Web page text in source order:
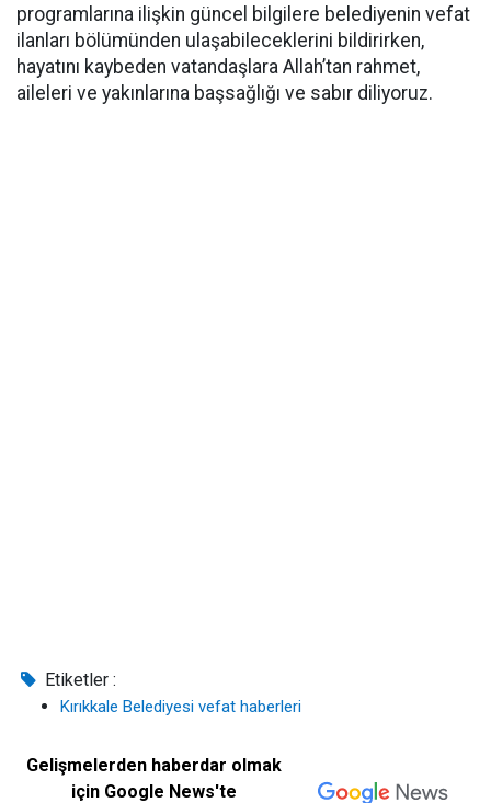
programlarına ilişkin güncel bilgilere belediyenin vefat
ilanları bölümünden ulaşabileceklerini bildirirken,
hayatını kaybeden vatandaşlara Allah’tan rahmet,
aileleri ve yakınlarına başsağlığı ve sabır diliyoruz.
Etiketler :
Kırıkkale Belediyesi vefat haberleri
Gelişmelerden haberdar olmak
için Google News'te